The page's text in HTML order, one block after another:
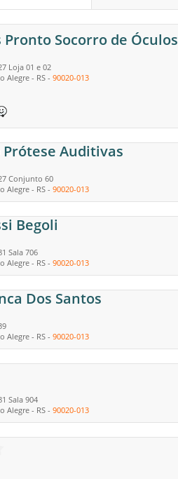
Socorro de Óculos
Loja 01 e 02
Alegre - RS - 90020-013
Auditivas
Conjunto 60
Alegre - RS - 90020-013
Begoli
Sala 706
Alegre - RS - 90020-013
Dos Santos
Alegre - RS - 90020-013
Sala 904
Alegre - RS - 90020-013